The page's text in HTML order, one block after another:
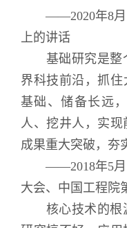
——2020年8月，
上的讲话
基础研究是整
界科技前沿，抓
基础、储备长远
人、挖井人，实现
成果重大突破，夯
——2018年5月，
大会、中国工程院
核心技术的根